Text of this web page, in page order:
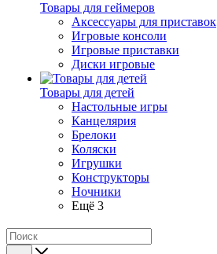
Товары для геймеров
Аксессуары для приставок
Игровые консоли
Игровые приставки
Диски игровые
Товары для детей
Настольные игры
Канцелярия
Брелоки
Коляски
Игрушки
Конструкторы
Ночники
Ещё 3